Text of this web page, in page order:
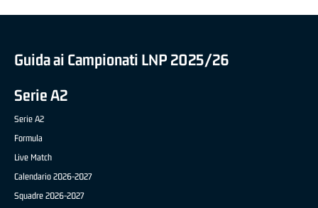
Guida ai Campionati LNP 2025/26
Serie A2
Serie A2
Formula
Live Match
Calendario 2026-2027
Squadre 2026-2027